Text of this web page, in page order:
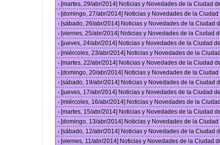
› [martes, 29/abr/2014] Noticias y Novedades de la Ciudad
› [domingo, 27/abr/2014] Noticias y Novedades de la
› [sábado, 26/abr/2014] Noticias y Novedades de la Ciudad
› [viernes, 25/abr/2014] Noticias y Novedades de la Ciudad
› [jueves, 24/abr/2014] Noticias y Novedades de la Ciudad
› [miércoles, 23/abr/2014] Noticias y Novedades de la
› [martes, 22/abr/2014] Noticias y Novedades de la Ciudad
› [domingo, 20/abr/2014] Noticias y Novedades de la
› [sábado, 19/abr/2014] Noticias y Novedades de la Ciudad
› [jueves, 17/abr/2014] Noticias y Novedades de la Ciudad
› [miércoles, 16/abr/2014] Noticias y Novedades de la
› [martes, 15/abr/2014] Noticias y Novedades de la Ciudad
› [domingo, 13/abr/2014] Noticias y Novedades de la
› [sábado, 12/abr/2014] Noticias y Novedades de la Ciudad
› [viernes, 11/abr/2014] Noticias y Novedades de la Ciudad